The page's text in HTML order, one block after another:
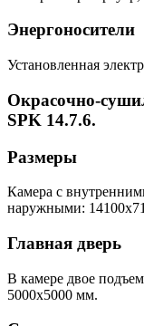
Энергоносители
Установленная
Окрасочно-
SPK 14.7.6.
Размеры
Камера с
наружными:
Главная дверь
В камере двое
5000х5000 мм.